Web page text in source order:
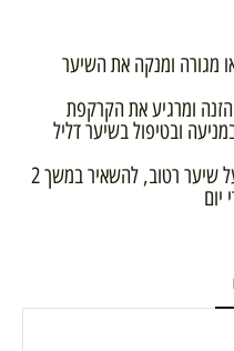
מגורה ומנקה את השיער
ומרגיע את הקרקפת
ובטיפול בשיער דליל
הוראות שימוש: להקציף מעט שמפו על שיער רטוב, להשאיר במשך 2